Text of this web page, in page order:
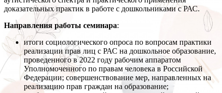
доказательных практик в работе с дошкольниками с РАС.
Направления работы семинара:
итоги социологического опроса по вопросам практики
реализации прав лиц с РАС на дошкольное образование,
проведенного в 2022 году рабочим аппаратом
Уполномоченного по правам человека в Российской
Федерации; совершенствование мер, направленных на
реализацию прав граждан на образование;